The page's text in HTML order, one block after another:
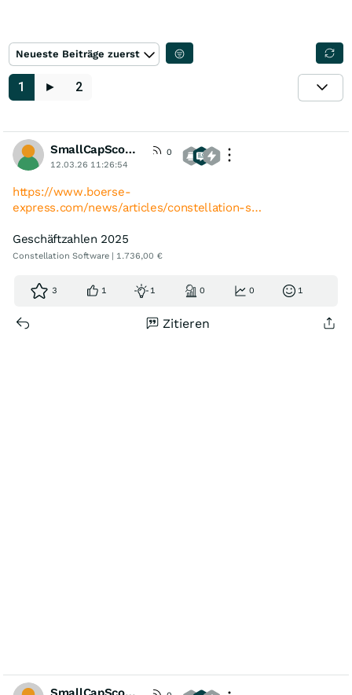
Neueste Beiträge zuerst
1 ► 2
SmallCapScout84
0
12.03.26 11:26:54
https://www.boerse-
express.com/news/articles/constellation-s…
Geschäftzahlen 2025
Constellation Software | 1.736,00 €
3 1 1 0 0 1
Zitieren